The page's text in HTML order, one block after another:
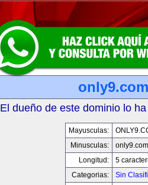
only9.com
El dueño de este dominio lo
Mayusculas:
Minusculas:
only9.com
Longitud:
5
Categorias:
Sin